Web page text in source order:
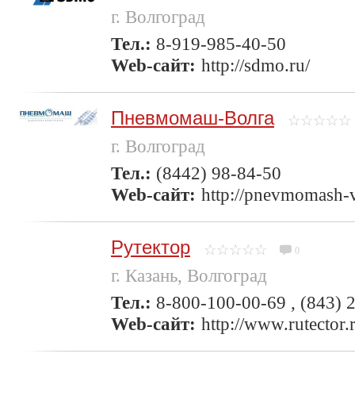
г. Волгоград
Тел.: 8-919-985-40-50
Web-сайт: http://sdmo.ru/
Пневмомаш-Волга
г. Волгоград
Тел.: (8442) 98-84-50
Web-сайт: http://
Рутектор 0
г. Казань, Волгоград
Тел.: 8-800-100-00-69 , (843)
Web-сайт: http://